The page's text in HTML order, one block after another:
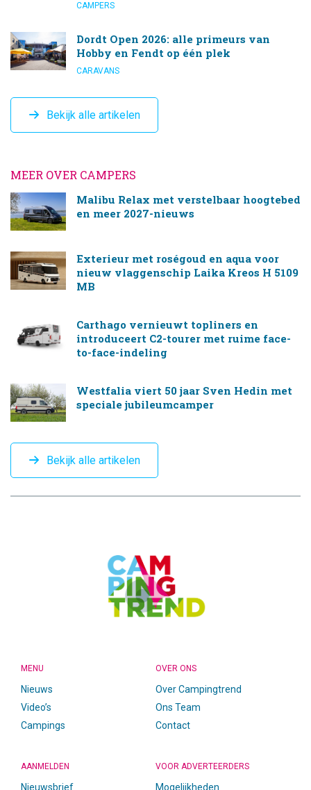
CAMPERS
Dordt Open 2026: alle primeurs van
Hobby en Fendt op één plek
CARAVANS
Bekijk alle artikelen
MEER OVER CAMPERS
Malibu Relax met verstelbaar hoogtebed
en meer 2027-nieuws
Exterieur met roségoud en aqua voor
nieuw vlaggenschip Laika Kreos H 5109
MB
Carthago vernieuwt topliners en
introduceert C2-tourer met ruime face-
to-face-indeling
Westfalia viert 50 jaar Sven Hedin met
speciale jubileumcamper
Bekijk alle artikelen
MENU
Nieuws
Video’s
Campings
OVER ONS
Over Campingtrend
Ons Team
Contact
AANMELDEN
Nieuwsbrief
VOOR ADVERTEERDERS
Mogelijkheden